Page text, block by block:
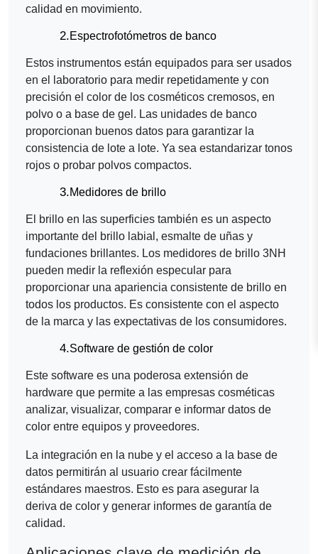
calidad en movimiento.
2.Espectrofotómetros de banco
Estos instrumentos están equipados para ser usados
en el laboratorio para medir repetidamente y con
precisión el color de los cosméticos cremosos, en
polvo o a base de gel. Las unidades de banco
proporcionan buenos datos para garantizar la
consistencia de lote a lote. Ya sea estandarizar tonos
rojos o probar polvos compactos.
3.Medidores de brillo
El brillo en las superficies también es un aspecto
importante del brillo labial, esmalte de uñas y
fundaciones brillantes. Los medidores de brillo 3NH
pueden medir la reflexión especular para
proporcionar una apariencia consistente de brillo en
todos los productos. Es consistente con el aspecto
de la marca y las expectativas de los consumidores.
4.Software de gestión de color
Este software es una poderosa extensión de
hardware que permite a las empresas cosméticas
analizar, visualizar, comparar e informar datos de
color entre equipos y proveedores.
La integración en la nube y el acceso a la base de
datos permitirán al usuario crear fácilmente
estándares maestros. Esto es para asegurar la
deriva de color y generar informes de garantía de
calidad.